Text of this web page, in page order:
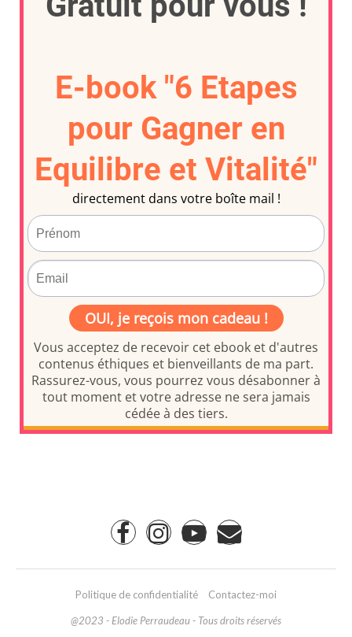
Politique de confidentialité Contactez-moi
@2023 - Elodie Perraudeau - Tous droits réservés